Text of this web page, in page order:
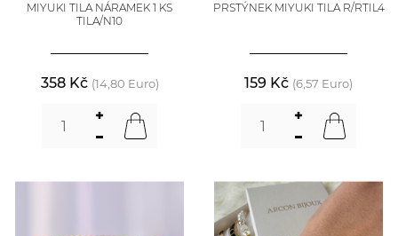
MIYUKI TILA NÁRAMEK 1 KS
TILA/N10
358 Kč (14,80 Euro)
PRSTÝNEK MIYUKI TILA R/RTIL4
159 Kč (6,57 Euro)